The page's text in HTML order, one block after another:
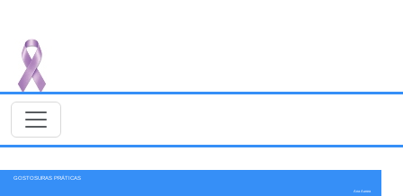
GOSTOSURAS PRÁTICAS
Ana Aurora